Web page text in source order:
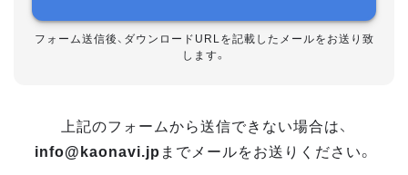
フォーム送信後、ダウンロードURLを記載したメールをお送り致
します。
上記のフォームから送信できない場合は、
info@kaonavi.jp までメールをお送りください。